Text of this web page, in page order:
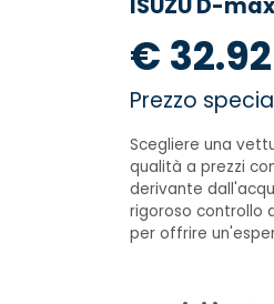
ISUZU D-
€
Prezzo
Scegliere una
qualità a prezzi
derivante
rigoroso controllo
per offrire